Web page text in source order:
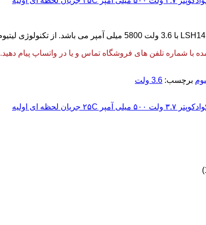
شماره تلفن های فروشگاه تماس و یا در واتساپ پیام دهید.
برچسب: 3.6 ولت